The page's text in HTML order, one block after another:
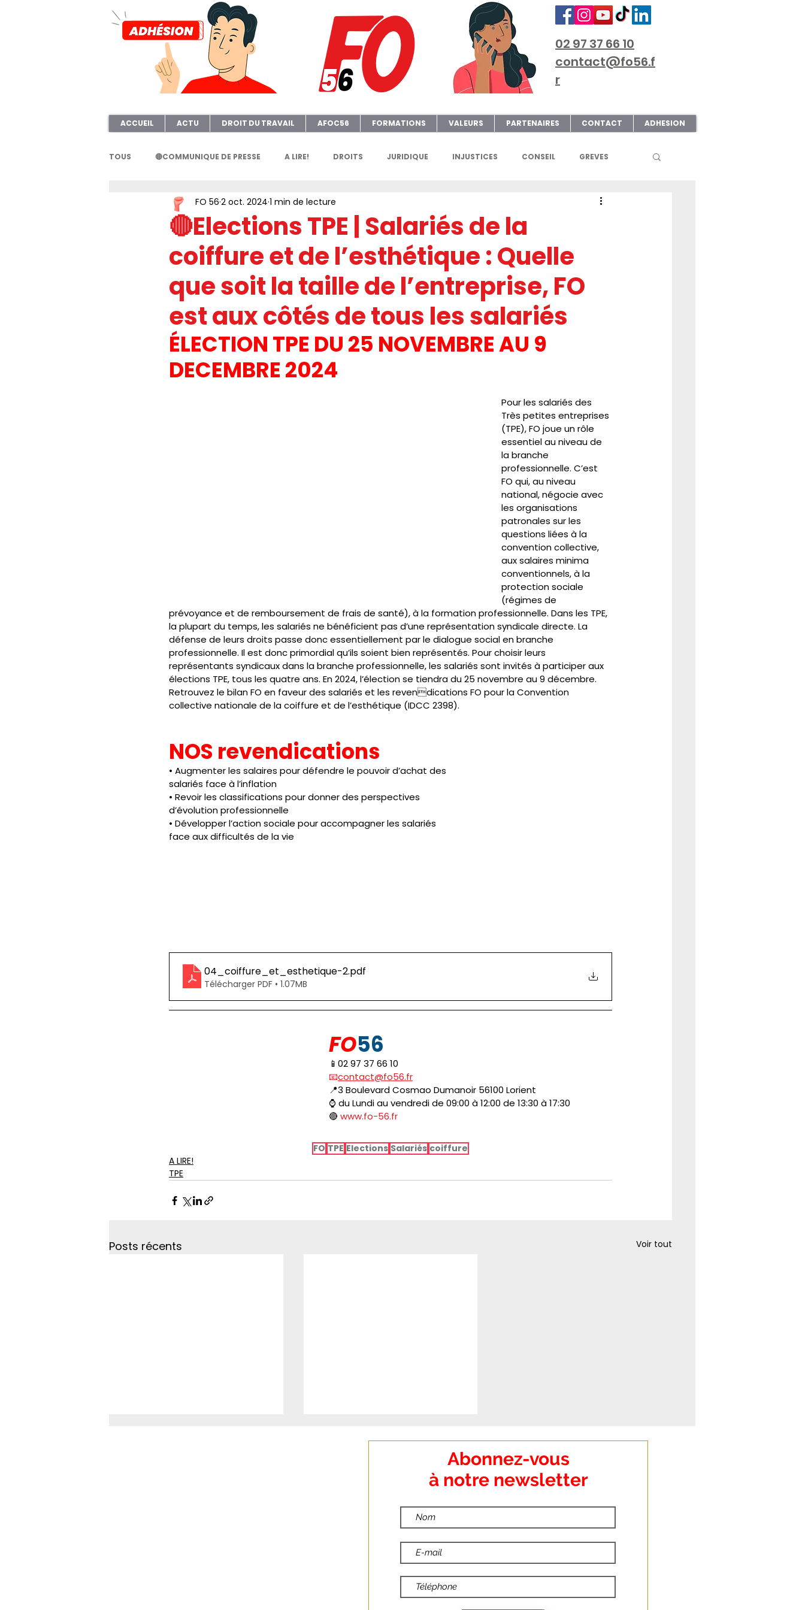
02 97 37 66 10
contact@fo56.f
r
ACCUEIL ACTU DROIT DU TRAVAIL AFOC56 FORMATIONS VALEURS PARTENAIRES CONTACT ADHESION
TOUS 🔴COMMUNIQUE DE PRESSE A LIRE! DROITS JURIDIQUE INJUSTICES CONSEIL GREVES
FORMATION AFOC56 AGENDA FGTAFO ART & CULTURE
ELECTION TPE Questionnaire AFOC Sondage Dates Formations Syndicales ELECTIONS
JOURNAL FO56 CAGNOTTE
HANDICAP FO ADAPEI 56
🔴Elections TPE | Salariés de la
coiffure et de l’esthétique : Quelle
que soit la taille de l’entreprise, FO
est aux côtés de tous les salariés
FO 56 2 oct. 2024 1 min de lecture
ÉLECTION TPE DU 25 NOVEMBRE AU 9
DECEMBRE 2024
Pour les salariés des
Très petites entreprises
(TPE), FO joue un rôle
essentiel au niveau de
la branche
professionnelle. C’est
FO qui, au niveau
national, négocie avec
les organisations
patronales sur les
questions liées à la
convention collective,
aux salaires minima
conventionnels, à la
protection sociale
(régimes de
prévoyance et de remboursement de frais de santé), à la formation professionnelle. Dans les TPE,
la plupart du temps, les salariés ne bénéficient pas d’une représentation syndicale directe. La
défense de leurs droits passe donc essentiellement par le dialogue social en branche
professionnelle. Il est donc primordial qu’ils soient bien représentés. Pour choisir leurs
représentants syndicaux dans la branche professionnelle, les salariés sont invités à participer aux
élections TPE, tous les quatre ans. En 2024, l’élection se tiendra du 25 novembre au 9 décembre.
Retrouvez le bilan FO en faveur des salariés et les revendications FO pour la Convention
collective nationale de la coiffure et de l’esthétique (IDCC 2398).
NOS revendications
• Augmenter les salaires pour défendre le pouvoir d’achat des
salariés face à l’inflation
• Revoir les classifications pour donner des perspectives
d’évolution professionnelle
• Développer l’action sociale pour accompagner les salariés
face aux difficultés de la vie
04_coiffure_et_esthetique-2.pdf
Télécharger PDF • 1.07MB
FO56
📱02 97 37 66 10
📧contact@fo56.fr
📍3 Boulevard Cosmao Dumanoir 56100 Lorient
⌚ du Lundi au vendredi de 09:00 à 12:00 de 13:30 à 17:30
🔴 www.fo-56.fr
FO TPE Elections Salariés coiffure
A LIRE!
TPE
Posts récents Voir tout
COMMUNIQUÉ FO –
FONCTION PUBLIQUE :
GRÈVE LE 29 SEPTEMBRE !
Abonnez-vous
à notre newsletter